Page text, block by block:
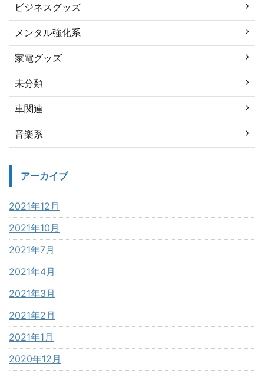
ビジネスグッズ
メンタル強化系
家電グッズ
未分類
車関連
音楽系
アーカイブ
2021年12月
2021年10月
2021年7月
2021年4月
2021年3月
2021年2月
2021年1月
2020年12月